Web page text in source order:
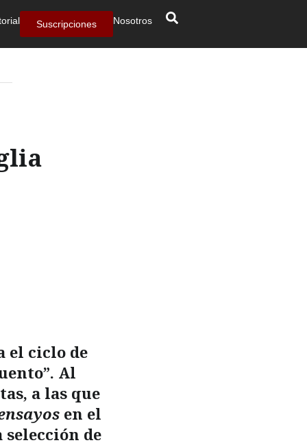
Suscripciones Nosotros
el ciclo de
Al
a las que
en el
de